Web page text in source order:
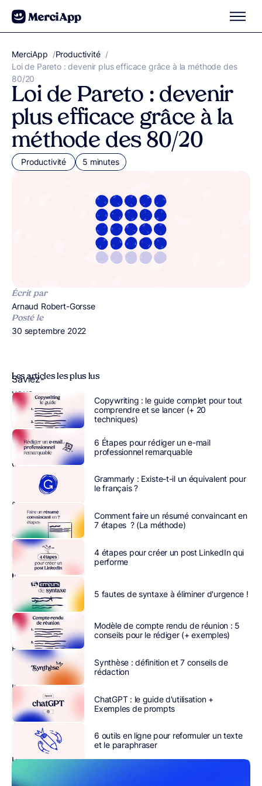
Aller au contenu
MerciApp correcteur orthographe
/Productivité /
Loi de Pareto : devenir plus efficace grâce à la méthode des
80/20
Loi de Pareto : devenir
plus efficace grâce à la
méthode des 80/20
Productivité 5 minutes
Écrit par
Publié par
Arnaud Robert-Gorsse
Posté le
Publié le
30 septembre 2022
Saviez-
vous
que
%
des
causes
donnent
%
des
conséquences
La
loi
Pareto
est
un
principe
universel.
l’appliquant
quotidien,
il
possible
Les articles les plus lus
Copywriting : le guide complet pour tout
comprendre et se lancer (+ 20
techniques)
6 Étapes pour rédiger un e-mail
professionnel remarquable
Grammarly : Existe-t-il un équivalent pour
le français ?
Comment faire un résumé convaincant en
7 étapes ? (La méthode)
4 étapes pour créer un post LinkedIn qui
performe
5 fautes de syntaxe à éliminer d'urgence !
Modèle de compte rendu de réunion : 5
conseils pour le rédiger (+ exemples)
Synthèse : définition et 7 conseils de
rédaction
ChatGPT : le guide d'utilisation +
Exemples de prompts
6 outils en ligne pour reformuler un texte
et le paraphraser